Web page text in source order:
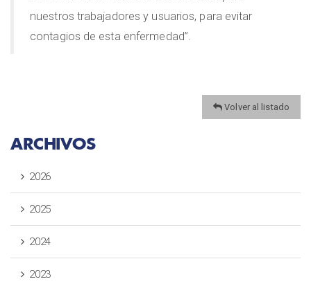
nuestros trabajadores y usuarios, para evitar
contagios de esta enfermedad”.
Volver al listado
ARCHIVOS
2026
2025
2024
2023